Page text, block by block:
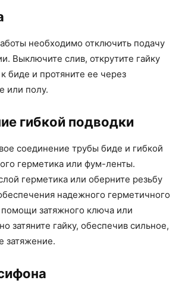
необходимо отключить подачу
Выключите слив, открутите гайку
биде и протяните ее через
или полу.
гибкой подводки
соединение трубы биде и гибкой
герметика или фум-ленты.
герметика или оберните резьбу
надежного герметичного
затяжного ключа или
затяните гайку, обеспечив сильное,
затяжение.